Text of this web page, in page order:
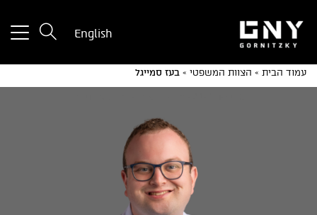
English
עמוד הבית » הצוות המשפטי » בעז סמייגל